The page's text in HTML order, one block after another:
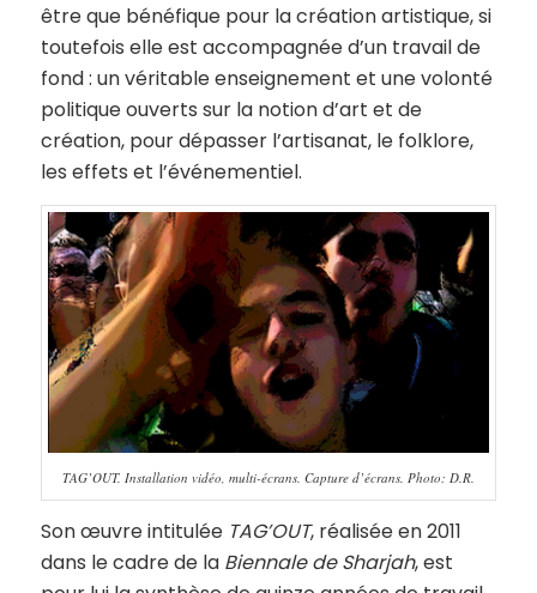
être que bénéfique pour la création artistique, si
toutefois elle est accompagnée d’un travail de
fond : un véritable enseignement et une volonté
politique ouverts sur la notion d’art et de
création, pour dépasser l’artisanat, le folklore,
les effets et l’événementiel.
TAG’OUT. Installation vidéo, multi-écrans. Capture d’écrans. Photo: D.R.
Son œuvre intitulée TAG’OUT, réalisée en 2011
dans le cadre de la Biennale de Sharjah, est